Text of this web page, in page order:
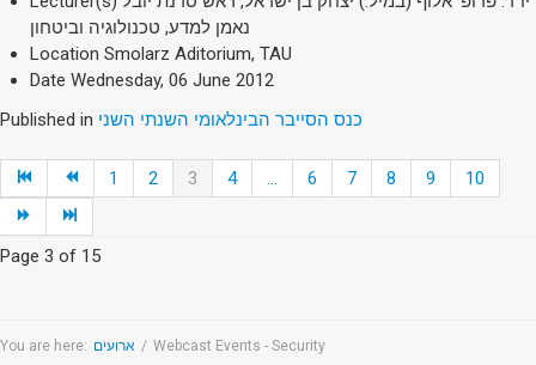
נאמן למדע, טכנולוגיה וביטחון
Location Smolarz Aditorium, TAU
Date Wednesday, 06 June 2012
Published in כנס הסייבר הבינלאומי השנתי השני
1 2 3 4 ... 6 7 8 9 10
Page 3 of 15
You are here: ארועים / Webcast Events - Security